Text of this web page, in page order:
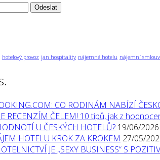
hotelový provoz jan hospitality nájemné hotelu nájemní
CO RODINÁM NABÍZÍ
RECENZÍM ČELEM! 10 tipů, jak z
U ČESKÝCH HOTELŮ? 19/06/2026
HOTELU KROK ZA KROKEM 27/05/
JE „SEXY BUSINESS“ S